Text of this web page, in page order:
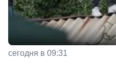
сегодня в 09:31